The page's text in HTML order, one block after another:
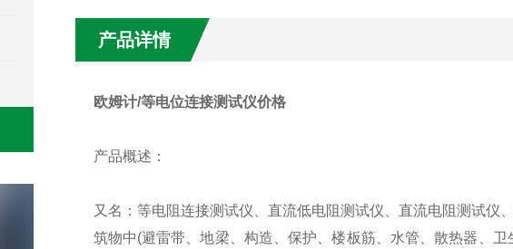
产品详情
欧姆计/等电位连接测试仪价格
产品概述：
又名：等电阻连接测试仪、直流低电阻测试仪、直流电阻测试
筑物中(避雷带、地梁、构造、保护、楼板筋、水管、散热器、